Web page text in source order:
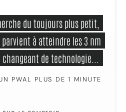
parvient à atteindre les 3 nm
changeant de technologie...
PWAL PLUS DE 1 MINUTE